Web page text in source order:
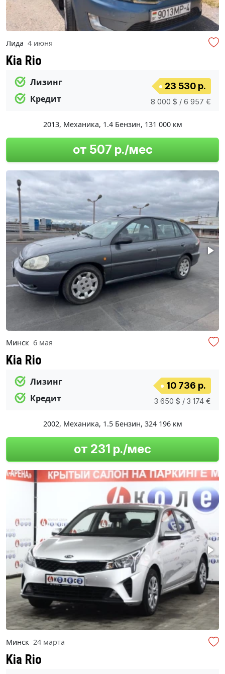
Лида 4 июня
Kia Rio
Лизинг
Кредит
23 530 р.
8 000 $ / 6 957 €
2013, Механика, 1.4 Бензин, 131 000 км
от 507 р./мес
Минск 6 мая
Kia Rio
Лизинг
Кредит
10 736 р.
3 650 $ / 3 174 €
2002, Механика, 1.5 Бензин, 324 196 км
от 231 р./мес
Минск 24 марта
Kia Rio